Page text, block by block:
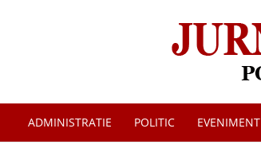
ADMINISTRATIE POLITIC EVENIMENT